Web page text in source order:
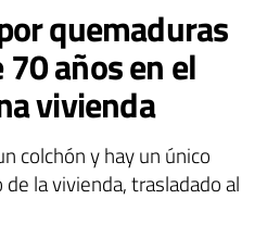
quemaduras
años en el
vivienda
colchón y hay un único
la vivienda, trasladado al